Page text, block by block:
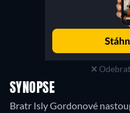
SYNOPSE
Bratr Isly Gordonové